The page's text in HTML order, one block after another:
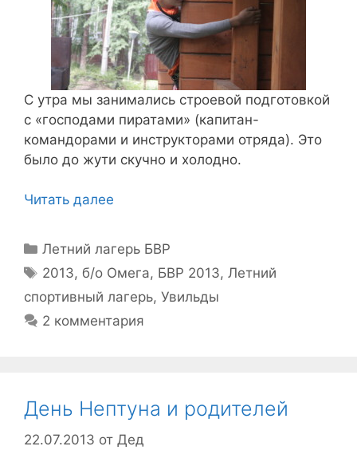
C утра мы занимались строевой подготовкой
с «господами пиратами» (капитан-
командорами и инструкторами отряда). Это
было до жути скучно и холодно.
Читать далее
Рубрики
Летний лагерь БВР
Метки
2013, б/о Омега, БВР 2013,Летний
спортивный лагерь, Увильды
2 комментария
День Нептуна и родителей
22.07.2013 от Дед